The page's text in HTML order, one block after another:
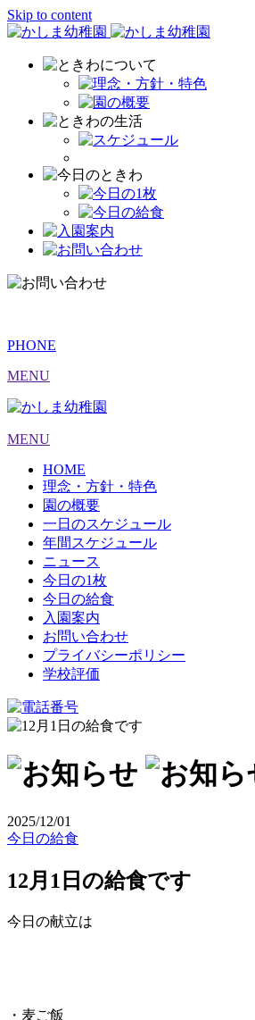
Skip to content
PHONE
MENU
MENU
HOME
理念・方針・特色
園の概要
一日のスケジュール
年間スケジュール
ニュース
今日の1枚
今日の給食
入園案内
お問い合わせ
プライバシーポリシー
学校評価
2025/12/01
今日の給食
12月1日の給食です
今日の献立は
・麦ご飯